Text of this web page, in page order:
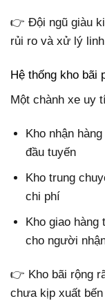
👉 Đội ngũ giàu
rủi ro và xử lý
Hệ thống kho bãi
Một chành xe uy
Kho nhận
đầu tuyến
Kho trung
chi phí
Kho giao
cho người
👉 Kho bãi rộng
chưa kịp xuất